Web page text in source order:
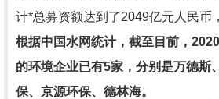
计*总募资额达到了2049亿元人民币
根据中国水网统计，截至目前，
的环境企业已有5家，分别是万德斯
保、京源环保、德林海。